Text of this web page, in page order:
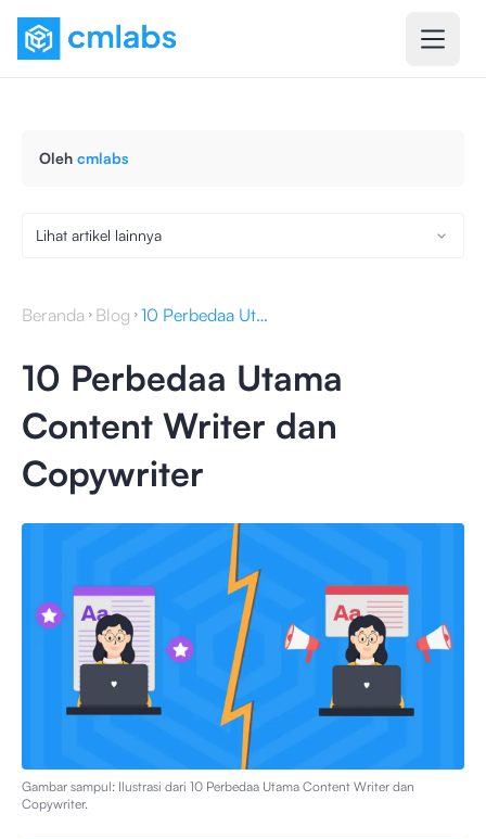
Oleh cmlabs
Lihat artikel lainnya
Beranda Blog 10 Perbedaa Utama Content Writer dan Copywriter
10 Perbedaa Utama
Content Writer dan
Copywriter
Gambar sampul: Ilustrasi dari 10 Perbedaa Utama Content Writer dan
Copywriter.